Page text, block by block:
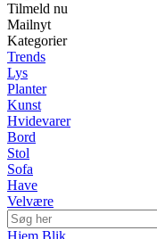
Tilmeld nu
Mailnyt
Kategorier
Trends
Lys
Planter
Kunst
Hvidevarer
Bord
Stol
Sofa
Have
Velvære
Hjem Blik